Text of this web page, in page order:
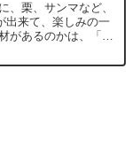
、栗、サンマなど、
出来て、楽しみの一
があるのかは、「旬